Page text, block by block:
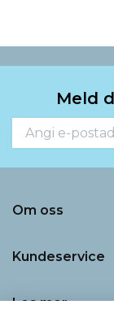
Meld
Om oss
Kundeservice
Les mer